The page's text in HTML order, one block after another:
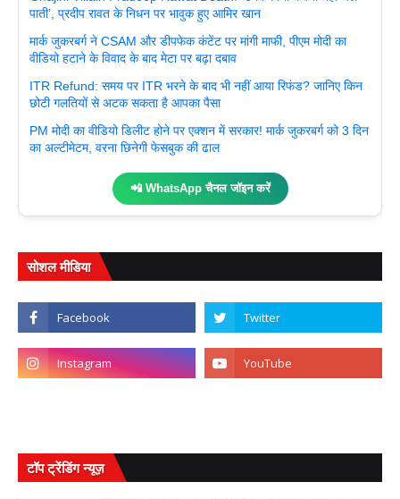
पाती’, प्रदीप रावत के निधन पर भावुक हुए आमिर खान
मार्क जुकरबर्ग ने CSAM और डीपफेक कंटेंट पर मांगी माफी, पीएम मोदी का
वीडियो हटाने के विवाद के बाद मेटा पर बढ़ा दबाव
ITR Refund: समय पर ITR भरने के बाद भी नहीं आया रिफंड? जानिए किन
छोटी गलतियों से अटक सकता है आपका पैसा
PM मोदी का वीडियो डिलीट होने पर एक्शन में सरकार! मार्क जुकरबर्ग को 3 दिन
का अल्टीमेटम, वरना छिनेगी फेसबुक की ढाल
📲 WhatsApp चैनल जॉइन करें
सोशल मीडिया
टॉप ट्रेंडिंग न्यूज़